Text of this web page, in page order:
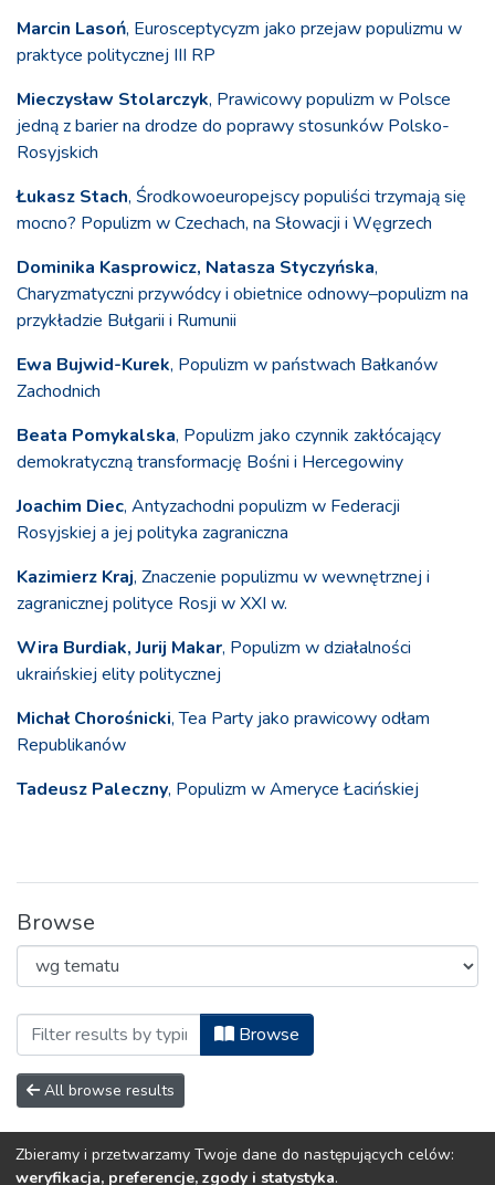
Marcin Lasoń, Eurosceptycyzm jako przejaw populizmu w
praktyce politycznej III RP
Mieczysław Stolarczyk, Prawicowy populizm w Polsce
jedną z barier na drodze do poprawy stosunków Polsko-
Rosyjskich
Łukasz Stach, Środkowoeuropejscy populiści trzymają się
mocno? Populizm w Czechach, na Słowacji i Węgrzech
Dominika Kasprowicz, Natasza Styczyńska,
Charyzmatyczni przywódcy i obietnice odnowy–populizm na
przykładzie Bułgarii i Rumunii
Ewa Bujwid-Kurek, Populizm w państwach Bałkanów
Zachodnich
Beata Pomykalska, Populizm jako czynnik zakłócający
demokratyczną transformację Bośni i Hercegowiny
Joachim Diec, Antyzachodni populizm w Federacji
Rosyjskiej a jej polityka zagraniczna
Kazimierz Kraj, Znaczenie populizmu w wewnętrznej i
zagranicznej polityce Rosji w XXI w.
Wira Burdiak, Jurij Makar, Populizm w działalności
ukraińskiej elity politycznej
Michał Chorośnicki, Tea Party jako prawicowy odłam
Republikanów
Tadeusz Paleczny, Populizm w Ameryce Łacińskiej
Browse
Browsing Krakowskie Studia
Browse
All browse results
No items to show.
Zbieramy i przetwarzamy Twoje dane do następujących celów:
weryfikacja, preferencje, zgody i statystyka.